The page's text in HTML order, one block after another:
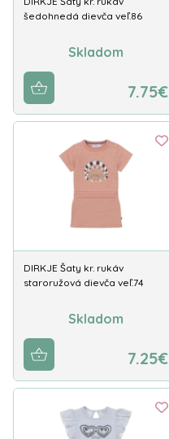
šedohnedá dievča veľ.86
Skladom
7.75€
DIRKJE Šaty kr. rukáv
staroružová dievča veľ.74
Skladom
7.25€